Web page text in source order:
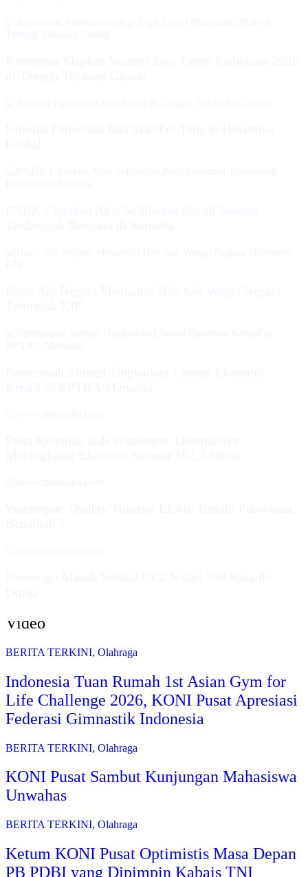
Video
BERITA TERKINI, Olahraga
Indonesia Tuan Rumah 1st Asian Gym for
Life Challenge 2026, KONI Pusat Apresiasi
Federasi Gimnastik Indonesia
BERITA TERKINI, Olahraga
KONI Pusat Sambut Kunjungan Mahasiswa
Unwahas
BERITA TERKINI, Olahraga
Ketum KONI Pusat Optimistis Masa Depan
PB PDBI yang Dipimpin Kabais TNI